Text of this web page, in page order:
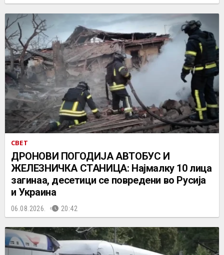
СВЕТ
ДРОНОВИ ПОГОДИЈА АВТОБУС И
ЖЕЛЕЗНИЧКА СТАНИЦА: Најмалку 10 лица
загинаа, десетици се повредени во Русија
и Украина
06.08.2026. 20:42